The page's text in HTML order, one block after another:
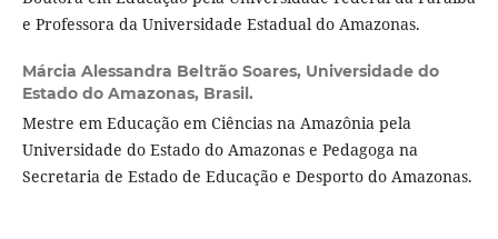
e Professora da Universidade Estadual do Amazonas.
Márcia Alessandra Beltrão Soares, Universidade do
Estado do Amazonas, Brasil.
Mestre em Educação em Ciências na Amazônia pela
Universidade do Estado do Amazonas e Pedagoga na
Secretaria de Estado de Educação e Desporto do Amazonas.